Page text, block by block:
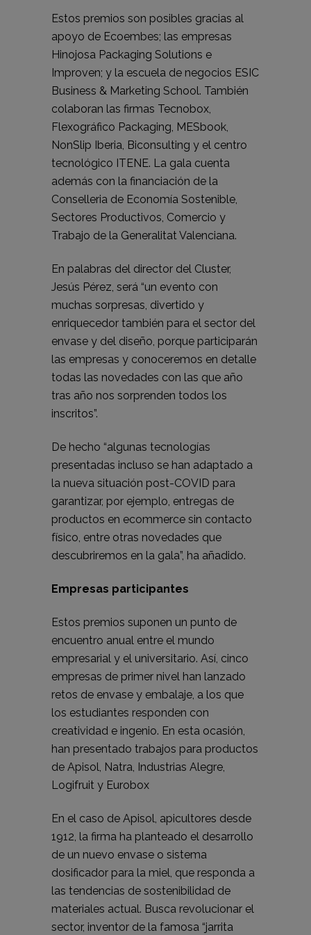
Estos premios son posibles gracias al
apoyo de Ecoembes; las empresas
Hinojosa Packaging Solutions e
Improven; y la escuela de negocios ESIC
Business & Marketing School. También
colaboran las firmas Tecnobox,
Flexográfico Packaging, MESbook,
NonSlip Iberia, Biconsulting y el centro
tecnológico ITENE. La gala cuenta
además con la financiación de la
Conselleria de Economía Sostenible,
Sectores Productivos, Comercio y
Trabajo de la Generalitat Valenciana.
En palabras del director del Cluster,
Jesús Pérez, será “un evento con
muchas sorpresas, divertido y
enriquecedor también para el sector del
envase y del diseño, porque participarán
las empresas y conoceremos en detalle
todas las novedades con las que año
tras año nos sorprenden todos los
inscritos”.
De hecho “algunas tecnologías
presentadas incluso se han adaptado a
la nueva situación post-COVID para
garantizar, por ejemplo, entregas de
productos en ecommerce sin contacto
físico, entre otras novedades que
descubriremos en la gala”, ha añadido.
Empresas participantes
Estos premios suponen un punto de
encuentro anual entre el mundo
empresarial y el universitario. Así, cinco
empresas de primer nivel han lanzado
retos de envase y embalaje, a los que
los estudiantes responden con
creatividad e ingenio. En esta ocasión,
han presentado trabajos para productos
de Apisol, Natra, Industrias Alegre,
Logifruit y Eurobox
En el caso de Apisol, apicultores desde
1912, la firma ha planteado el desarrollo
de un nuevo envase o sistema
dosificador para la miel, que responda a
las tendencias de sostenibilidad de
materiales actual. Busca revolucionar el
sector, inventor de la famosa “jarrita